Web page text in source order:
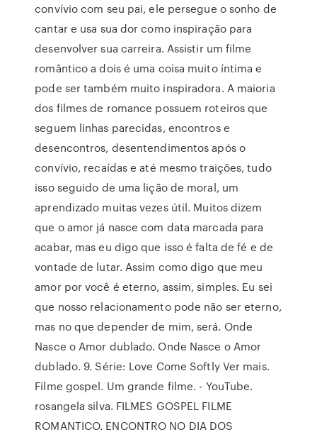
convívio com seu pai, ele persegue o sonho de
cantar e usa sua dor como inspiração para
desenvolver sua carreira. Assistir um filme
romântico a dois é uma coisa muito íntima e
pode ser também muito inspiradora. A maioria
dos filmes de romance possuem roteiros que
seguem linhas parecidas, encontros e
desencontros, desentendimentos após o
convívio, recaídas e até mesmo traições, tudo
isso seguido de uma lição de moral, um
aprendizado muitas vezes útil. Muitos dizem
que o amor já nasce com data marcada para
acabar, mas eu digo que isso é falta de fé e de
vontade de lutar. Assim como digo que meu
amor por você é eterno, assim, simples. Eu sei
que nosso relacionamento pode não ser eterno,
mas no que depender de mim, será. Onde
Nasce o Amor dublado. Onde Nasce o Amor
dublado. 9. Série: Love Come Softly Ver mais.
Filme gospel. Um grande filme. - YouTube.
rosangela silva. FILMES GOSPEL FILME
ROMANTICO. ENCONTRO NO DIA DOS